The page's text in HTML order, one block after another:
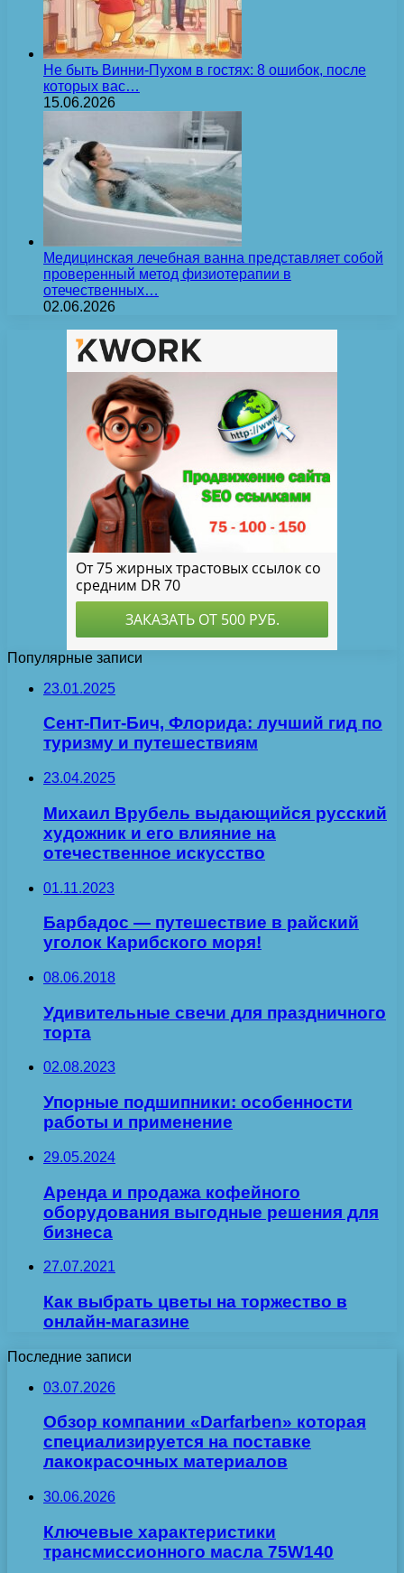
Не быть Винни-Пухом в гостях: 8 ошибок, после
которых вас…
15.06.2026
Медицинская лечебная ванна представляет собой
проверенный метод физиотерапии в
отечественных…
02.06.2026
Популярные записи
23.01.2025
Сент-Пит-Бич, Флорида: лучший гид по
туризму и путешествиям
23.04.2025
Михаил Врубель выдающийся русский
художник и его влияние на
отечественное искусство
01.11.2023
Барбадос — путешествие в райский
уголок Карибского моря!
08.06.2018
Удивительные свечи для праздничного
торта
02.08.2023
Упорные подшипники: особенности
работы и применение
29.05.2024
Аренда и продажа кофейного
оборудования выгодные решения для
бизнеса
27.07.2021
Как выбрать цветы на торжество в
онлайн-магазине
Последние записи
03.07.2026
Обзор компании «Darfarben» которая
специализируется на поставке
лакокрасочных материалов
30.06.2026
Ключевые характеристики
трансмиссионного масла 75W140